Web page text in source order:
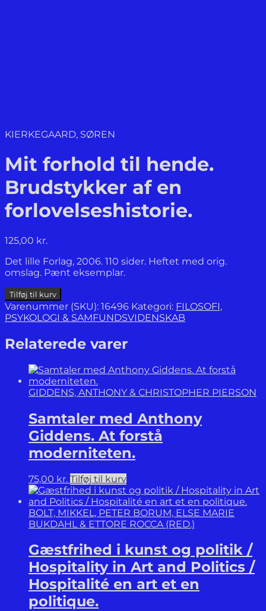
KIERKEGAARD, SØREN
Mit forhold til hende.
Brudstykker af en
forlovelseshistorie.
125,00 kr.
Det lille Forlag, 2006. 110 sider. Heftet med orig.
omslag. Pænt eksemplar.
Mit
forhold
til
Brudstykker
af
forlovelseshistorie.
antal
Tilføj til kurv
Varenummer (SKU): 16496 Kategori: FILOSOFI,
PSYKOLOGI & SAMFUNDSVIDENSKAB
Relaterede varer
GIDDENS, ANTHONY & CHRISTOPHER PIERSON
Samtaler med Anthony
Giddens. At forstå
moderniteten.
75,00 kr. Tilføj til kurv
BOLT, MIKKEL, PETER BORUM, ELSE MARIE
BUKDAHL & ETTORE ROCCA (RED.)
Gæstfrihed i kunst og politik /
Hospitality in Art and Politics /
Hospitalité en art et en
politique.